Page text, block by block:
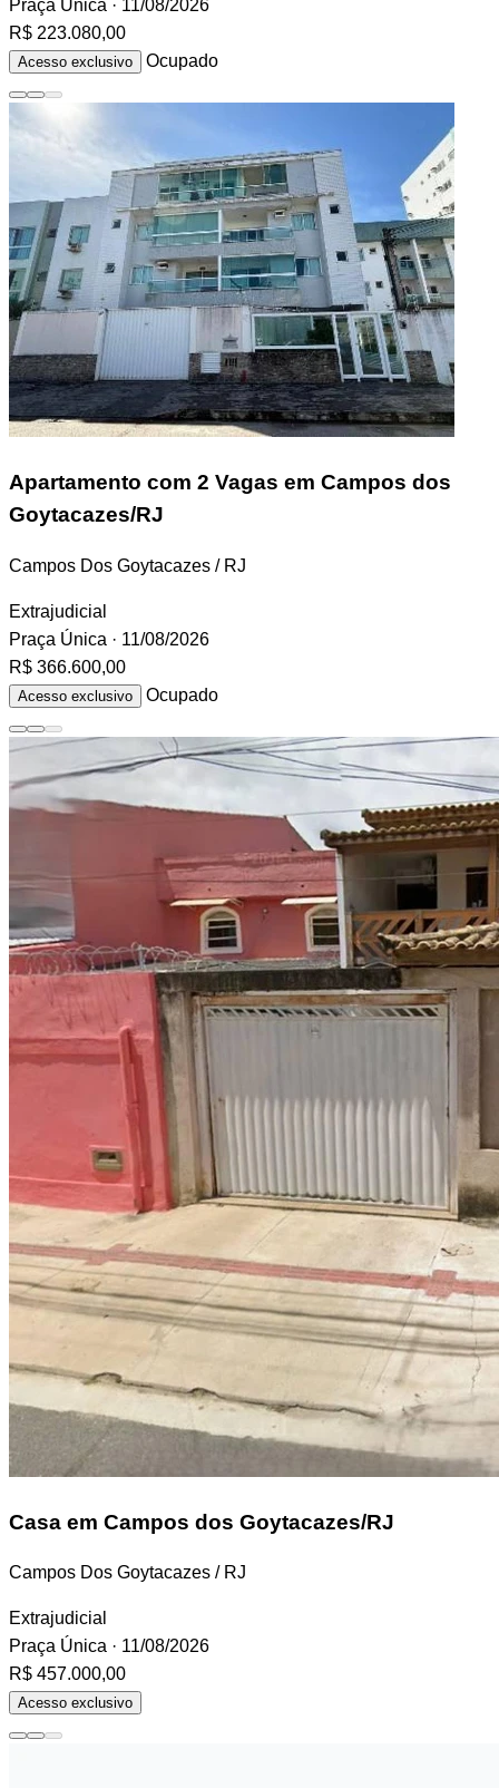
Praça Única · 11/08/2026
R$ 223.080,00
Acesso exclusivo Ocupado
Apartamento com 2 Vagas em Campos dos
Goytacazes/RJ
Campos Dos Goytacazes / RJ
Extrajudicial
Praça Única · 11/08/2026
R$ 366.600,00
Acesso exclusivo Ocupado
Casa em Campos dos Goytacazes/RJ
Campos Dos Goytacazes / RJ
Extrajudicial
Praça Única · 11/08/2026
R$ 457.000,00
Acesso exclusivo